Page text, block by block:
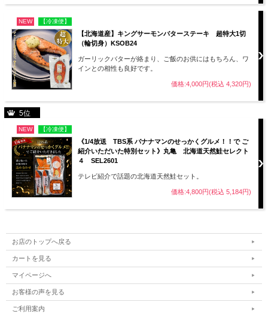
NEW 【冷凍便】
【北海道産】キングサーモンバターステーキ 超特大1切
（輪切身）KSOB24
ガーリックバターが絡まり、ご飯のお供にはもちろん、ワ
インとの相性も良好です。
価格:4,000円(税込 4,320円)
5位
NEW 【冷凍便】
《1/4放送 TBS系 バナナマンのせっかくグルメ！！で ご
紹介いただいた特別セット》丸亀 北海道天然鮭セレクト
４ SEL2601
テレビ紹介で話題の北海道天然鮭セット。
価格:4,800円(税込 5,184円)
お店のトップへ戻る
カートを見る
マイページへ
お客様の声を見る
ご利用案内